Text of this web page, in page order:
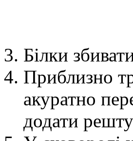
Білки
Приблизно
акуратно
додати